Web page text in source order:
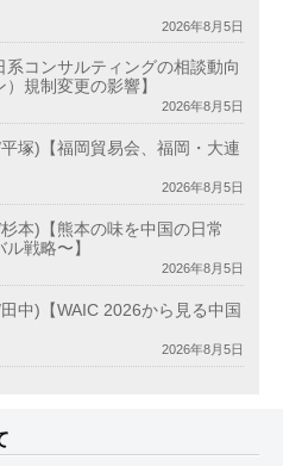
2026年8月5日
コンサルティングの相談動向
規制変更の影響】
2026年8月5日
塚)【福岡貿易会、福岡・大連
2026年8月5日
本)【熊本の味を中国の日常
戦略〜】
2026年8月5日
中)【WAIC 2026から見る中国
2026年8月5日